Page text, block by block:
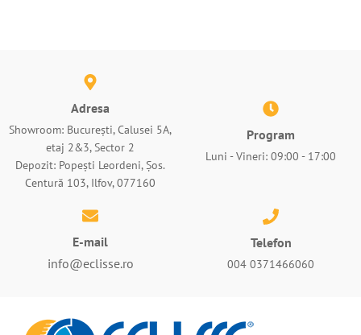
Adresa
Showroom: București, Calusei 5A,
etaj 2&3, Sector 2
Depozit: Popești Leordeni, Șos.
Centură 103, Ilfov, 077160
Program
Luni - Vineri: 09:00 - 17:00
E-mail
info@eclisse.ro
Telefon
004 0371466060